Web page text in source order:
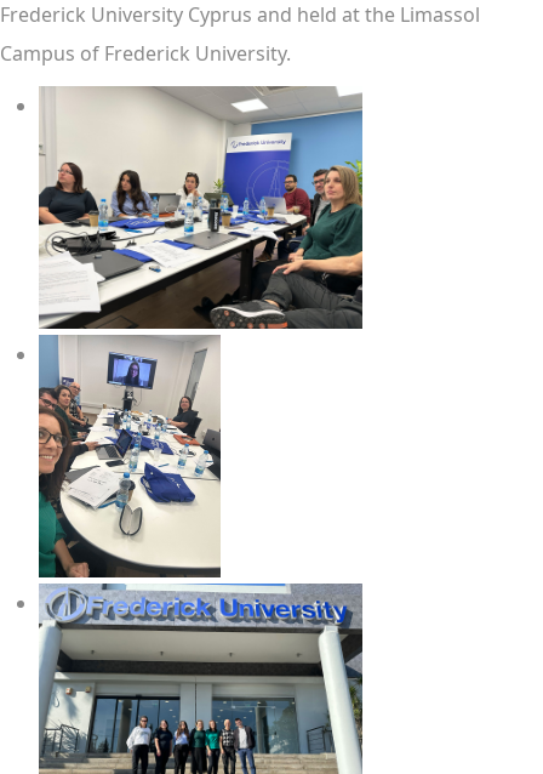
Frederick University Cyprus and held at the Limassol
Campus of Frederick University.